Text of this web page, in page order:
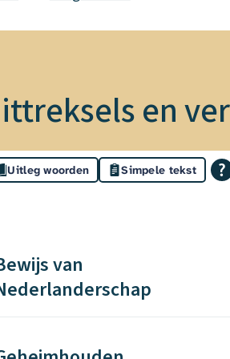
en
Uitleg woorden Simpele tekst
van